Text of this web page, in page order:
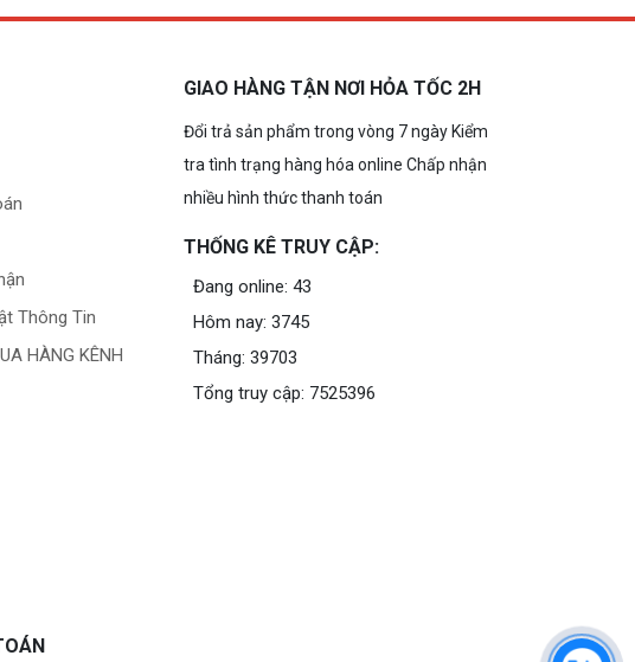
Thông Tin
HÀNG KÊNH
GIAO HÀNG TẬN NƠI HỎA TỐC 2H
Đổi trả sản phẩm trong vòng 7 ngày Kiểm
tra tình trạng hàng hóa online Chấp nhận
nhiều hình thức thanh toán
THỐNG KÊ TRUY CẬP:
Đang online: 43
Hôm nay: 3745
Tháng: 39703
Tổng truy cập: 7525396